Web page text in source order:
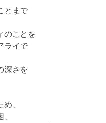
とまで
のことを
ライで
深さを
、